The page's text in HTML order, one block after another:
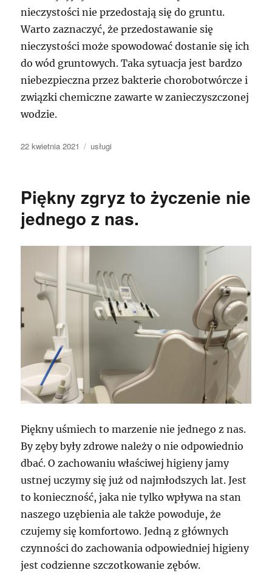
nieczystości nie przedostają się do gruntu.
Warto zaznaczyć, że przedostawanie się
nieczystości może spowodować dostanie się ich
do wód gruntowych. Taka sytuacja jest bardzo
niebezpieczna przez bakterie chorobotwórcze i
związki chemiczne zawarte w zanieczyszczonej
wodzie.
Data
22 kwietnia 2021 Kategorie
usługi
Piękny zgryz to życzenie nie
jednego z nas.
Piękny uśmiech to marzenie nie jednego z nas.
By zęby były zdrowe należy o nie odpowiednio
dbać. O zachowaniu właściwej higieny jamy
ustnej uczymy się już od najmłodszych lat. Jest
to konieczność, jaka nie tylko wpływa na stan
naszego uzębienia ale także powoduje, że
czujemy się komfortowo. Jedną z głównych
czynności do zachowania odpowiedniej higieny
jest codzienne szczotkowanie zębów.